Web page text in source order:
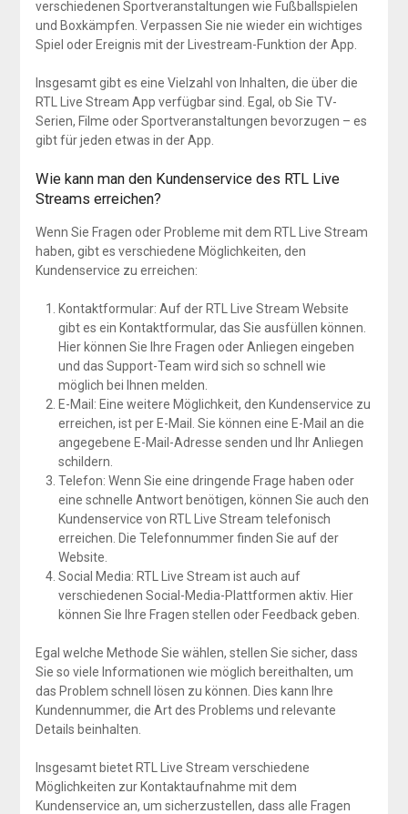
verschiedenen Sportveranstaltungen wie Fußballspielen
und Boxkämpfen. Verpassen Sie nie wieder ein wichtiges
Spiel oder Ereignis mit der Livestream-Funktion der App.
Insgesamt gibt es eine Vielzahl von Inhalten, die über die
RTL Live Stream App verfügbar sind. Egal, ob Sie TV-
Serien, Filme oder Sportveranstaltungen bevorzugen – es
gibt für jeden etwas in der App.
Wie kann man den Kundenservice des RTL Live
Streams erreichen?
Wenn Sie Fragen oder Probleme mit dem RTL Live Stream
haben, gibt es verschiedene Möglichkeiten, den
Kundenservice zu erreichen:
Kontaktformular: Auf der RTL Live Stream Website
gibt es ein Kontaktformular, das Sie ausfüllen können.
Hier können Sie Ihre Fragen oder Anliegen eingeben
und das Support-Team wird sich so schnell wie
möglich bei Ihnen melden.
E-Mail: Eine weitere Möglichkeit, den Kundenservice zu
erreichen, ist per E-Mail. Sie können eine E-Mail an die
angegebene E-Mail-Adresse senden und Ihr Anliegen
schildern.
Telefon: Wenn Sie eine dringende Frage haben oder
eine schnelle Antwort benötigen, können Sie auch den
Kundenservice von RTL Live Stream telefonisch
erreichen. Die Telefonnummer finden Sie auf der
Website.
Social Media: RTL Live Stream ist auch auf
verschiedenen Social-Media-Plattformen aktiv. Hier
können Sie Ihre Fragen stellen oder Feedback geben.
Egal welche Methode Sie wählen, stellen Sie sicher, dass
Sie so viele Informationen wie möglich bereithalten, um
das Problem schnell lösen zu können. Dies kann Ihre
Kundennummer, die Art des Problems und relevante
Details beinhalten.
Insgesamt bietet RTL Live Stream verschiedene
Möglichkeiten zur Kontaktaufnahme mit dem
Kundenservice an, um sicherzustellen, dass alle Fragen